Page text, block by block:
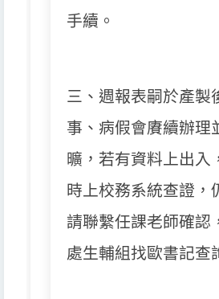
手續。
三、週報表嗣於產製
事、病假會賡續辦理
曠， 若有資料上出入
時上校務系統查證，
請聯繫任課老師確認
處生輔組找歐書記查